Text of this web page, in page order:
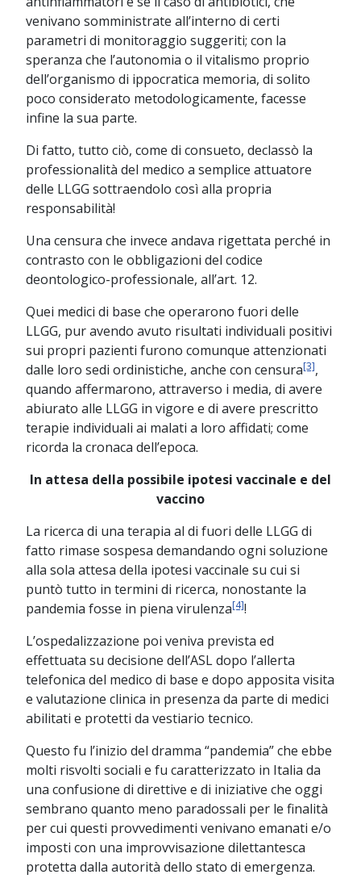
venivano somministrate all’interno di certi
parametri di monitoraggio suggeriti; con la
speranza che l’autonomia o il vitalismo proprio
dell’organismo di ippocratica memoria, di solito
poco considerato metodologicamente, facesse
infine la sua parte.
Di fatto, tutto ciò, come di consueto, declassò la
professionalità del medico a semplice attuatore
delle LLGG sottraendolo così alla propria
responsabilità!
Una censura che invece andava rigettata perché in
contrasto con le obbligazioni del codice
deontologico-professionale, all’art. 12.
Quei medici di base che operarono fuori delle
LLGG, pur avendo avuto risultati individuali positivi
sui propri pazienti furono comunque attenzionati
dalle loro sedi ordinistiche, anche con censura[3],
quando affermarono, attraverso i media, di avere
abiurato alle LLGG in vigore e di avere prescritto
terapie individuali ai malati a loro affidati; come
ricorda la cronaca dell’epoca.
In attesa della possibile ipotesi vaccinale e del
vaccino
La ricerca di una terapia al di fuori delle LLGG di
fatto rimase sospesa demandando ogni soluzione
alla sola attesa della ipotesi vaccinale su cui si
puntò tutto in termini di ricerca, nonostante la
pandemia fosse in piena virulenza[4]!
L’ospedalizzazione poi veniva prevista ed
effettuata su decisione dell’ASL dopo l’allerta
telefonica del medico di base e dopo apposita visita
e valutazione clinica in presenza da parte di medici
abilitati e protetti da vestiario tecnico.
Questo fu l’inizio del dramma “pandemia” che ebbe
molti risvolti sociali e fu caratterizzato in Italia da
una confusione di direttive e di iniziative che oggi
sembrano quanto meno paradossali per le finalità
per cui questi provvedimenti venivano emanati e/o
imposti con una improvvisazione dilettantesca
protetta dalla autorità dello stato di emergenza.